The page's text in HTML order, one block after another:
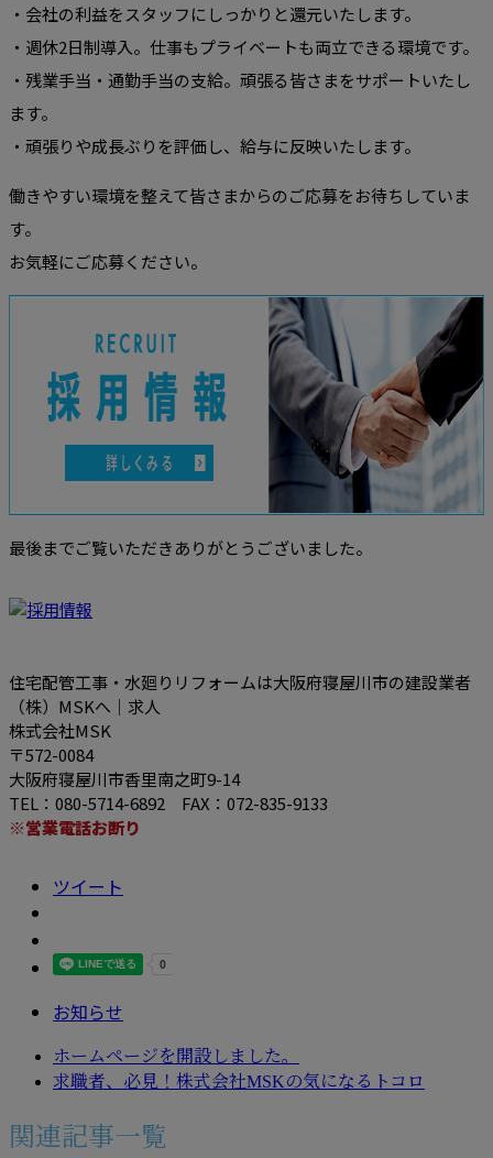
・会社の利益をスタッフにしっかりと還元いたします。
・週休2日制導入。仕事もプライベートも両立できる環境です。
・残業手当・通勤手当の支給。頑張る皆さまをサポートいたし
ます。
・頑張りや成長ぶりを評価し、給与に反映いたします。
働きやすい環境を整えて皆さまからのご応募をお待ちしていま
す。
お気軽にご応募ください。
最後までご覧いただきありがとうございました。
住宅配管⼯事・⽔廻りリフォームは⼤阪府寝屋川市の建設業者
（株）MSKへ｜求⼈
株式会社MSK
〒572-0084
大阪府寝屋川市香里南之町9-14
TEL：080-5714-6892 FAX：072-835-9133
※営業電話お断り
ツイート
お知らせ
ホームページを開設しました。
求職者、必見！株式会社MSKの気になるトコロ
関連記事一覧